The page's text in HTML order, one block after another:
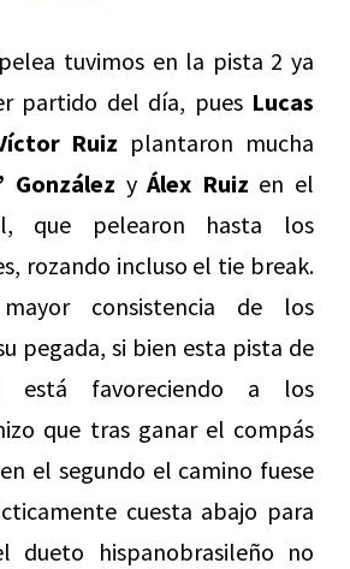
tuvimos en la pista 2 ya
partido del día, pues Lucas
Ruiz plantaron mucha
González yÁlex Ruiz en el
que pelearon hasta los
rozando incluso el tie break.
consistencia de los
pegada, si bien esta pista de
está favoreciendo a los
que tras ganar el compás
el segundo el camino fuese
cuesta abajo para
dueto hispanobrasileño no